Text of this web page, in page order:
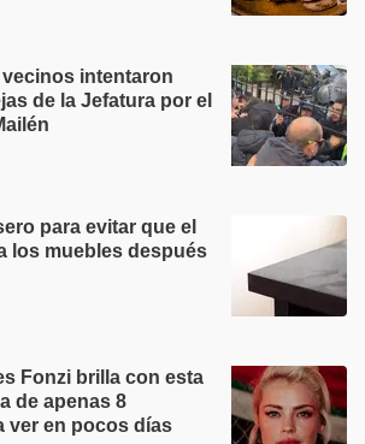
vecinos intentaron
de la Jefatura por el
para evitar que el
los muebles después
Fonzi brilla con esta
de apenas 8
ver en pocos días